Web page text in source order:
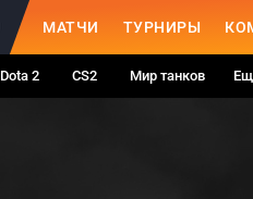
МАТЧИ ТУРНИРЫ
Dota 2 CS2 Мир танков